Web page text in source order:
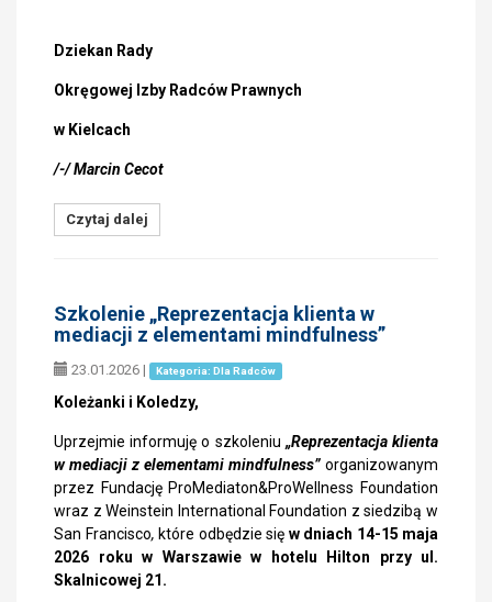
Dziekan Rady
Okręgowej Izby Radców Prawnych
w Kielcach
/-/ Marcin Cecot
Czytaj dalej
Szkolenie „Reprezentacja klienta w
mediacji z elementami mindfulness”
23.01.2026 | Kategoria: Dla Radców
Koleżanki i Koledzy,
Uprzejmie informuję o szkoleniu „Reprezentacja klienta
w mediacji z elementami mindfulness” organizowanym
przez Fundację ProMediaton&ProWellness Foundation
wraz z Weinstein International Foundation z siedzibą w
San Francisco, które odbędzie się w dniach 14-15 maja
2026 roku w Warszawie w hotelu Hilton
przy ul.
Skalnicowej 21.